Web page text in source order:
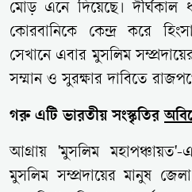
মোড় এনে দিয়েছে। দীর্ঘকাল
কোরবানিকে কেন্দ্র করে
সেখানে এবার মুসলিম
সম্মান ও সুরক্ষার দাবিতে
গরু এটি ভারতীয় সংস্কৃতির
আগ্রায় 'মুসলিম মহাপঞ্চায়ত'-
মুসলিম সম্প্রদায়ের মানুষ